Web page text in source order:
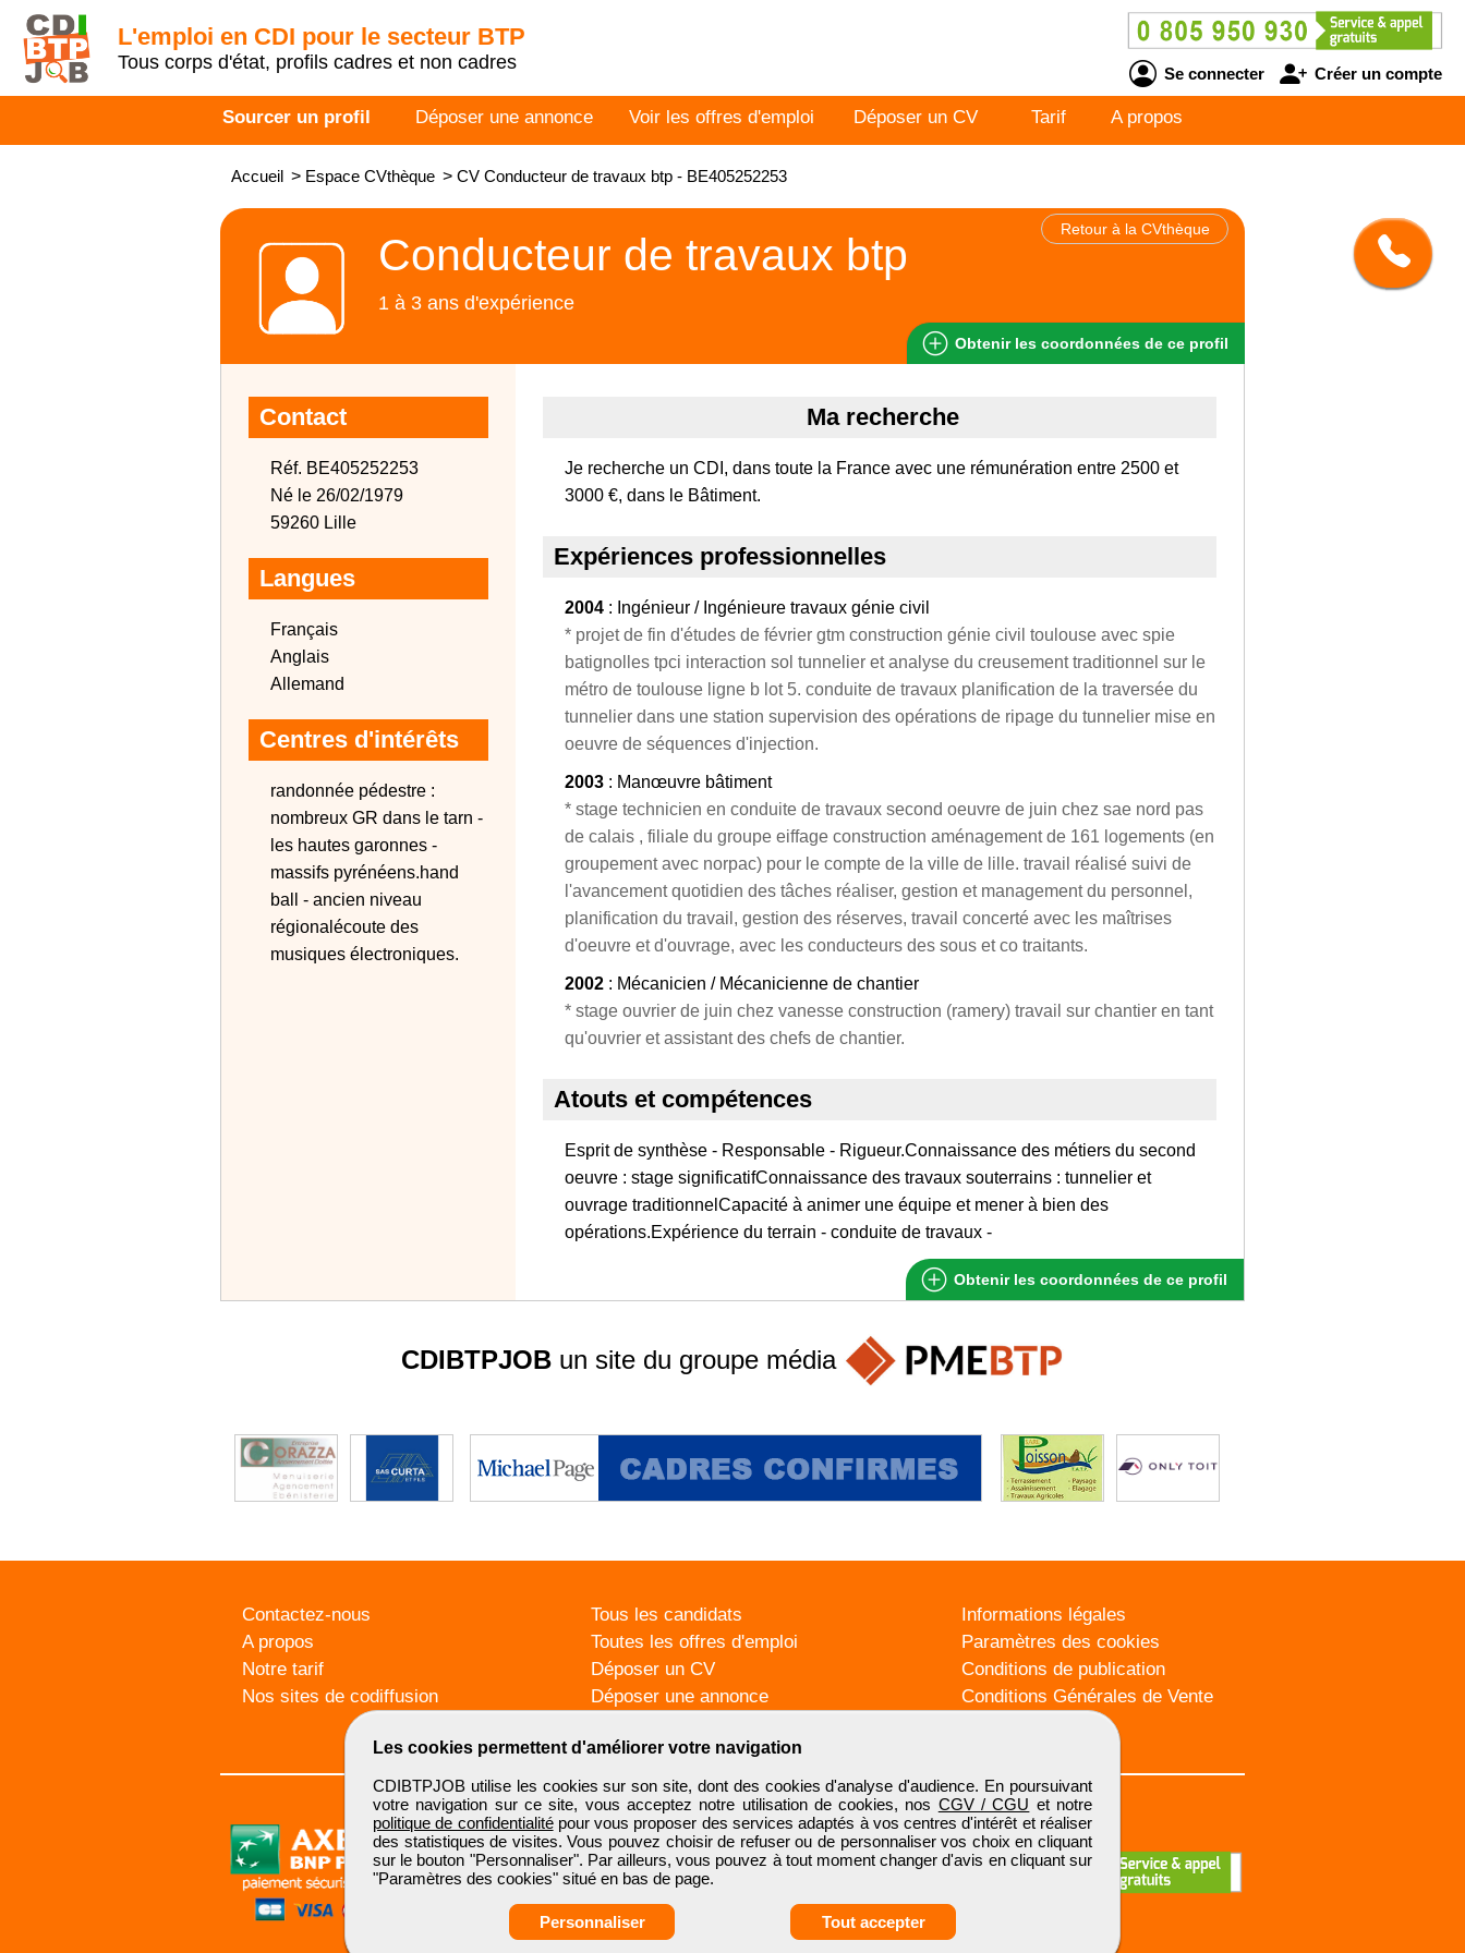
L'emploi en CDI pour le secteur BTP
Tous corps d'état, profils cadres et non cadres
Se connecter Créer un compte
Sourcer un profil Déposer une annonce Voir les offres d'emploi Déposer un CV Tarif A propos
Accueil > Espace CVthèque > CV Conducteur de travaux btp - BE405252253
Retour à la CVthèque
Conducteur de travaux btp
1 à 3 ans d'expérience
Obtenir les coordonnées de ce profil
Contact
Réf. BE405252253
Né le 26/02/1979
59260 Lille
Langues
Français
Anglais
Allemand
Centres d'intérêts
randonnée pédestre :
nombreux GR dans le tarn -
les hautes garonnes -
massifs pyrénéens.hand
ball - ancien niveau
régionalécoute des
musiques électroniques.
Ma recherche
Je recherche un CDI, dans toute la France avec une rémunération entre 2500 et
3000 €, dans le Bâtiment.
Expériences professionnelles
2004 : Ingénieur / Ingénieure travaux génie civil
* projet de fin d'études de février gtm construction génie civil toulouse avec spie
batignolles tpci interaction sol tunnelier et analyse du creusement traditionnel sur le
métro de toulouse ligne b lot 5. conduite de travaux planification de la traversée du
tunnelier dans une station supervision des opérations de ripage du tunnelier mise en
oeuvre de séquences d'injection.
2003 : Manœuvre bâtiment
* stage technicien en conduite de travaux second oeuvre de juin chez sae nord pas
de calais , filiale du groupe eiffage construction aménagement de 161 logements (en
groupement avec norpac) pour le compte de la ville de lille. travail réalisé suivi de
l'avancement quotidien des tâches réaliser, gestion et management du personnel,
planification du travail, gestion des réserves, travail concerté avec les maîtrises
d'oeuvre et d'ouvrage, avec les conducteurs des sous et co traitants.
2002 : Mécanicien / Mécanicienne de chantier
* stage ouvrier de juin chez vanesse construction (ramery) travail sur chantier en tant
qu'ouvrier et assistant des chefs de chantier.
Atouts et compétences
Esprit de synthèse - Responsable - Rigueur.Connaissance des métiers du second
oeuvre : stage significatifConnaissance des travaux souterrains : tunnelier et
ouvrage traditionnelCapacité à animer une équipe et mener à bien des
opérations.Expérience du terrain - conduite de travaux -
Obtenir les coordonnées de ce profil
Les cookies permettent d'améliorer votre navigation
CDIBTPJOB utilise les cookies sur son site, dont des cookies d'analyse d'audience. En poursuivant
votre navigation sur ce site, vous acceptez notre utilisation de cookies, nos CGV / CGU et notre
politique de confidentialitépour vous proposer des services adaptés à vos centres d'intérêt et réaliser
des statistiques de visites. Vous pouvez choisir de refuser ou de personnaliser vos choix en cliquant
sur le bouton "Personnaliser". Par ailleurs, vous pouvez à tout moment changer d'avis en cliquant sur
"Paramètres des cookies" situé en bas de page.
Personnaliser Tout accepter
CDIBTPJOBun site du groupe média
Contactez-nous
A propos
Notre tarif
Nos sites de codiffusion
Tous les candidats
Toutes les offres d'emploi
Déposer un CV
Déposer une annonce
Informations légales
Paramètres des cookies
Conditions de publication
Conditions Générales de Vente